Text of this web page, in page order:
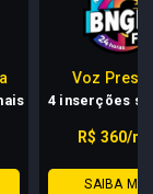
Voz
4 inserções
R$ 360/
SAIBA